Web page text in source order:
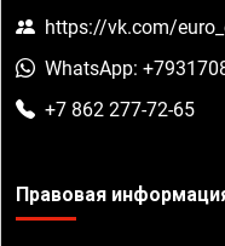
https://vk.com/
WhatsApp:
+7 862 277-72-65
Правовая